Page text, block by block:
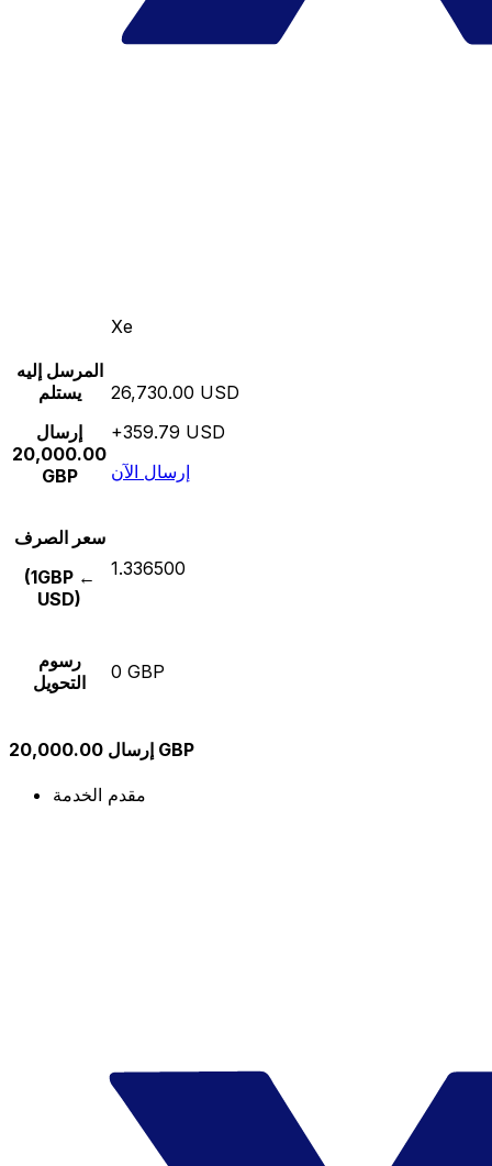
Xe
المرسل إليه
يستلم
إرسال
20,000.00
GBP
26,730.00 USD
+359.79 USD
إرسال الآن
سعر الصرف
(1GBP ←
USD)
1.336500
رسوم
التحويل
0 GBP
إرسال 20,000.00 GBP
مقدم الخدمة